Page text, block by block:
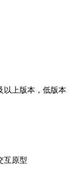
以上版本，低版本
互原型